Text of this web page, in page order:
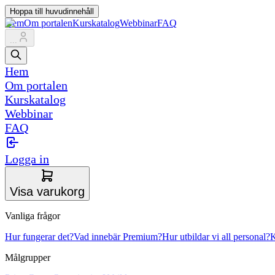
Hoppa till huvudinnehåll
HemOm portalenKurskatalogWebbinarFAQ
...
Hem
Om portalen
Kurskatalog
Webbinar
FAQ
Logga in
Visa varukorg
Vanliga frågor
Hur fungerar det?Vad innebär Premium?Hur utbildar vi all personal?
Målgrupper